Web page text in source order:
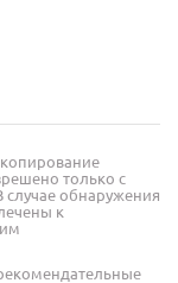
только с
обнаружения
к